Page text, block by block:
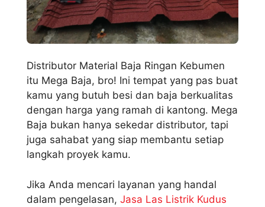
Distributor Material Baja Ringan Kebumen
itu Mega Baja, bro! Ini tempat yang pas buat
kamu yang butuh besi dan baja berkualitas
dengan harga yang ramah di kantong. Mega
Baja bukan hanya sekedar distributor, tapi
juga sahabat yang siap membantu setiap
langkah proyek kamu.
Jika Anda mencari layanan yang handal
dalam pengelasan, Jasa Las Listrik Kudus